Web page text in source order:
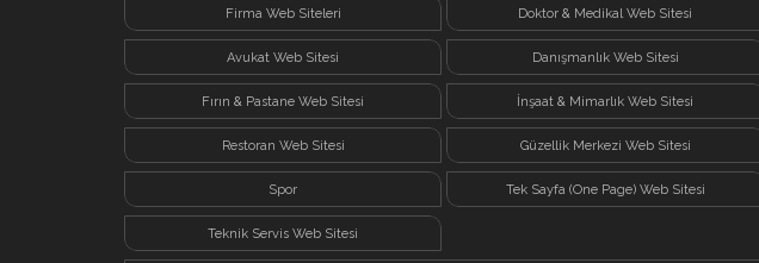
Firma Web Siteleri Doktor & Medikal Web Sitesi
Avukat Web Sitesi Danışmanlık Web Sitesi
Fırın & Pastane Web Sitesi İnşaat & Mimarlık Web Sitesi
Restoran Web Sitesi Güzellik Merkezi Web Sitesi
Spor Tek Sayfa (One Page) Web Sitesi
Teknik Servis Web Sitesi